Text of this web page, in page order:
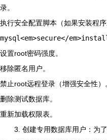
录。
执行安全配置脚本（如果安装程
mysql<em>secure</
设置root密码强度。
移除匿名用户。
禁止root远程登录（增强安全性）
删除测试数据库。
重新加载权限表。
3. 创建专用数据库用户：为